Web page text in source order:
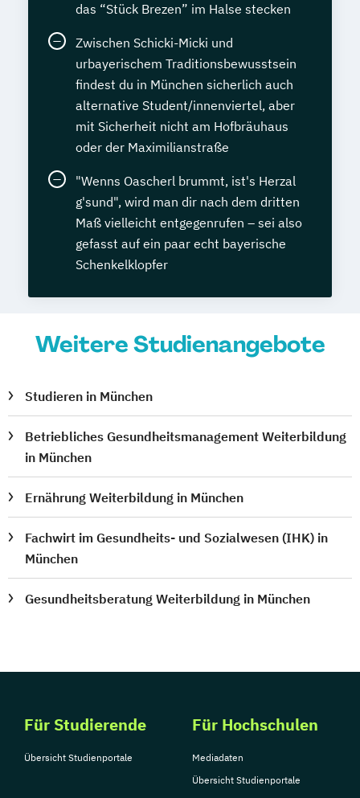
das “Stück Brezen” im Halse stecken
Zwischen Schicki-Micki und
urbayerischem Traditionsbewusstsein
findest du in München sicherlich auch
alternative Student/innenviertel, aber
mit Sicherheit nicht am Hofbräuhaus
oder der Maximilianstraße
"Wenns Oascherl brummt, ist's Herzal
g'sund", wird man dir nach dem dritten
Maß vielleicht entgegenrufen – sei also
gefasst auf ein paar echt bayerische
Schenkelklopfer
Weitere Studienangebote
Studieren in München
Betriebliches Gesundheitsmanagement Weiterbildung
in München
Ernährung Weiterbildung in München
Fachwirt im Gesundheits- und Sozialwesen (IHK) in
München
Gesundheitsberatung Weiterbildung in München
Für Studierende
Übersicht Studienportale
Für Hochschulen
Mediadaten
Übersicht Studienportale